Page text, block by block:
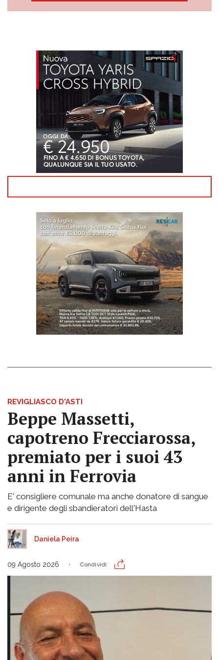
REVIGLIASCO D'ASTI
Beppe Massetti,
capotreno Frecciarossa,
premiato per i suoi 43
anni in Ferrovia
E' consigliere comunale ma anche donatore di sangue
e dirigente degli sbandieratori dell'Hasta
Daniela Peira
09 Agosto 2026 Condividi